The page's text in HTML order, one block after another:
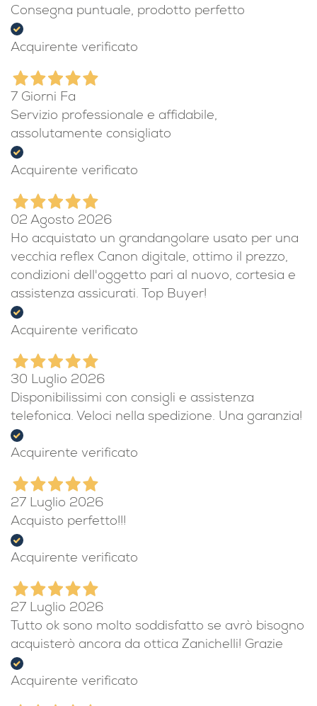
Consegna puntuale, prodotto perfetto
Acquirente verificato
7 Giorni Fa
Servizio professionale e affidabile,
assolutamente consigliato
Acquirente verificato
02 Agosto 2026
Ho acquistato un grandangolare usato per una
vecchia reflex Canon digitale, ottimo il prezzo,
condizioni dell'oggetto pari al nuovo, cortesia e
assistenza assicurati. Top Buyer!
Acquirente verificato
30 Luglio 2026
Disponibilissimi con consigli e assistenza
telefonica. Veloci nella spedizione. Una garanzia!
Acquirente verificato
27 Luglio 2026
Acquisto perfetto!!!
Acquirente verificato
27 Luglio 2026
Tutto ok sono molto soddisfatto se avrò bisogno
acquisterò ancora da ottica Zanichelli! Grazie
Acquirente verificato